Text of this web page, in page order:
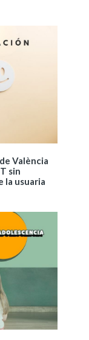
València
sin
la usuaria